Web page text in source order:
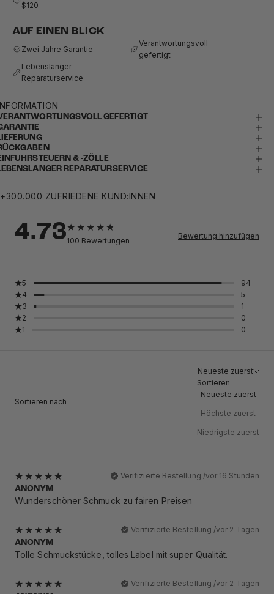
$120
AUF EINEN BLICK
Zwei Jahre Garantie
Verantwortungsvoll
gefertigt
Lebenslanger
Reparaturservice
GEFERTIGT
& -ZÖLLE
REPARATURSERVICE
+300.000 ZUFRIEDENE KUND:INNEN
4.73100 Bewertungen Bewertung hinzufügen
5
94
4
5
3
1
2
0
1
0
Sortieren nach
Neueste zuerst
Sortieren
Neueste zuerst
Höchste zuerst
Niedrigste zuerst
Verifizierte Bestellung /vor 16 Stunden
ANONYM
Wunderschöner Schmuck zu fairen Preisen
Verifizierte Bestellung /vor 2 Tagen
ANONYM
Tolle Schmuckstücke, tolles Label mit super Qualität.
Verifizierte Bestellung /vor 2 Tagen